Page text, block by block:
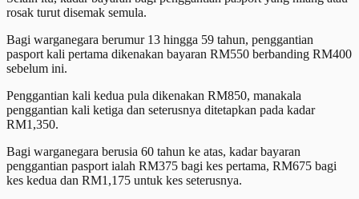
rosak turut disemak semula.
Bagi warganegara berumur 13 hingga 59 tahun, penggantian
pasport kali pertama dikenakan bayaran RM550 berbanding RM400
sebelum ini.
Penggantian kali kedua pula dikenakan RM850, manakala
penggantian kali ketiga dan seterusnya ditetapkan pada kadar
RM1,350.
Bagi warganegara berusia 60 tahun ke atas, kadar bayaran
penggantian pasport ialah RM375 bagi kes pertama, RM675 bagi
kes kedua dan RM1,175 untuk kes seterusnya.